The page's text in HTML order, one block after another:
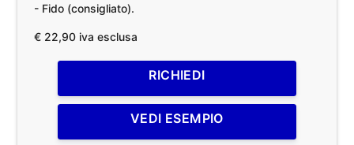
- Fido (consigliato).
€ 22,90 iva esclusa
RICHIEDI
VEDI ESEMPIO